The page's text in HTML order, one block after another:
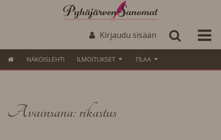
Kirjaudu sisään
NÄKÖISLEHTI ILMOITUKSET TILAA
Avainsana: rikastus